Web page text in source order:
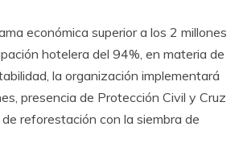
económica superior a los 2 millones
hotelera del 94%, en materia de
la organización implementará
presencia de Protección Civil y Cruz
reforestación con la siembra de